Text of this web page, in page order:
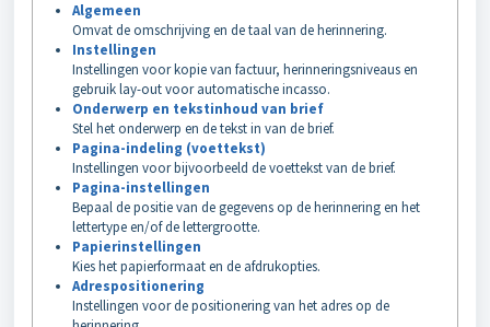
Algemeen
Omvat de omschrijving en de taal van de herinnering.
Instellingen
Instellingen voor kopie van factuur, herinneringsniveaus en
gebruik lay-out voor automatische incasso.
Onderwerp en tekstinhoud van brief
Stel het onderwerp en de tekst in van de brief.
Pagina-indeling (voettekst)
Instellingen voor bijvoorbeeld de voettekst van de brief.
Pagina-instellingen
Bepaal de positie van de gegevens op de herinnering en het
lettertype en/of de lettergrootte.
Papierinstellingen
Kies het papierformaat en de afdrukopties.
Adrespositionering
Instellingen voor de positionering van het adres op de